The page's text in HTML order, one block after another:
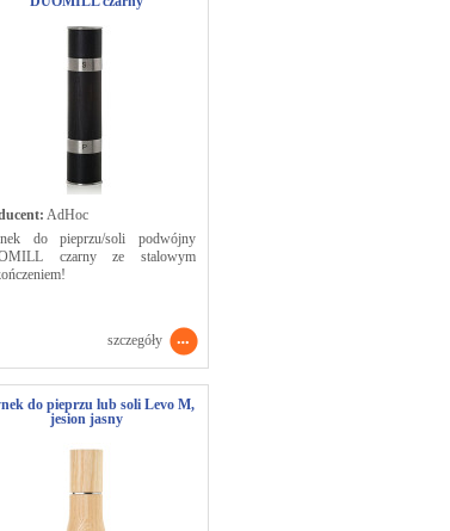
AdHoc
do pieprzu/soli podwójny
czarny ze stalowym
szczegóły
do pieprzu lub soli Levo M,
jesion jasny